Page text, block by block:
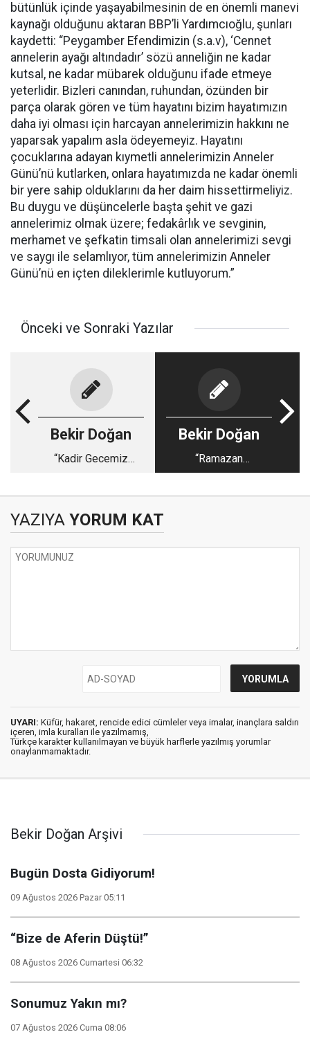
bütünlük içinde yaşayabilmesinin de en önemli manevi
kaynağı olduğunu aktaran BBP’li Yardımcıoğlu, şunları
kaydetti: “Peygamber Efendimizin (s.a.v), ‘Cennet
annelerin ayağı altındadır’ sözü anneliğin ne kadar
kutsal, ne kadar mübarek olduğunu ifade etmeye
yeterlidir. Bizleri canından, ruhundan, özünden bir
parça olarak gören ve tüm hayatını bizim hayatımızın
daha iyi olması için harcayan annelerimizin hakkını ne
yaparsak yapalım asla ödeyemeyiz. Hayatını
çocuklarına adayan kıymetli annelerimizin Anneler
Günü’nü kutlarken, onlara hayatımızda ne kadar önemli
bir yere sahip olduklarını da her daim hissettirmeliyiz.
Bu duygu ve düşüncelerle başta şehit ve gazi
annelerimiz olmak üzere; fedakârlık ve sevginin,
merhamet ve şefkatin timsali olan annelerimizi sevgi
ve saygı ile selamlıyor, tüm annelerimizin Anneler
Günü’nü en içten dileklerimle kutluyorum.”
Önceki ve Sonraki Yazılar
Bekir Doğan
“Kadir Gecemiz
Bekir Doğan
“Ramazan
Bayramında Sağlıklı
YAZIYA YORUM KAT
UYARI: Küfür, hakaret, rencide edici cümleler veya imalar, inançlara saldırı
içeren, imla kuralları ile yazılmamış,
Türkçe karakter kullanılmayan ve büyük harflerle yazılmış yorumlar
onaylanmamaktadır.
Bekir Doğan Arşivi
Bugün Dosta Gidiyorum!
09 Ağustos 2026 Pazar 05:11
“Bize de Aferin Düştü!”
08 Ağustos 2026 Cumartesi 06:32
Sonumuz Yakın mı?
07 Ağustos 2026 Cuma 08:06